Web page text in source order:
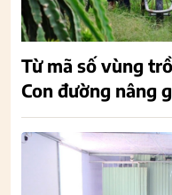
Từ mã số vùng
Con đường nâng